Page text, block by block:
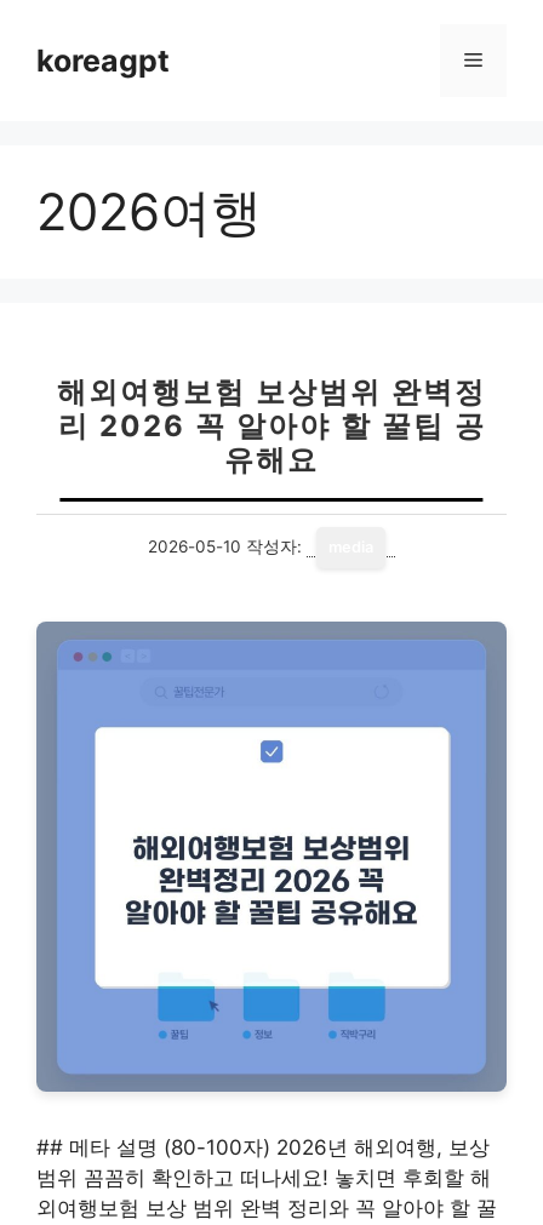
koreagpt 메
2026여행
해외여행보험 보상범위 완벽정
리 2026 꼭 알아야 할 꿀팁 공
유해요
2026-05-10 작성자:
## 메타 설명 (80-100자) 2026년 해외여행, 보상
범위 꼼꼼히 확인하고 떠나세요! 놓치면 후회할 해
외여행보험 보상 범위 완벽 정리와 꼭 알아야 할 꿀